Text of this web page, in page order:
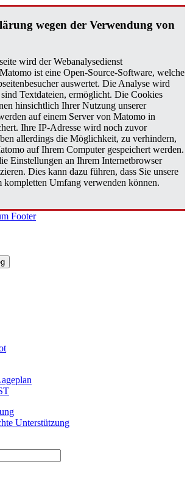
wegen der Ver­wen­dung von
wird der Webanalysedienst
ist eine Open-Source-Software, welche
auswertet. Die Analyse wird
Textdateien, ermöglicht. Die Cookies
hinsichtlich Ihrer Nutzung unserer
auf einem Server von Matomo in
Ihre IP-Adresse wird noch zuvor
allerdings die Möglichkeit, zu verhindern,
auf Ihrem Computer gespeichert werden.
Einstellungen an Ihrem Internetbrowser
Dies kann dazu führen, dass Sie unsere
kompletten Umfang verwenden können.
Footer
Unterstützung